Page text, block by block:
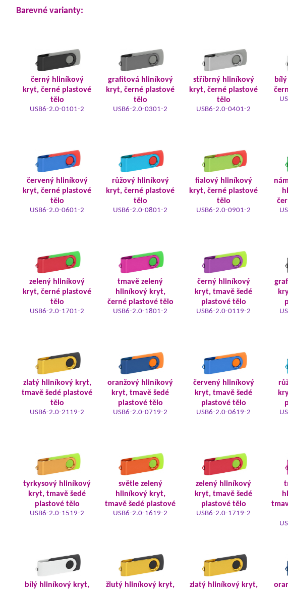
Barevné varianty:
černý hliníkový
kryt, černé plastové
tělo
USB6-2.0-0101-2
grafitová hliníkový
kryt, černé plastové
tělo
USB6-2.0-0301-2
stříbrný hliníkový
kryt, černé plastové
tělo
USB6-2.0-0401-2
červený hliníkový
kryt, černé plastové
tělo
USB6-2.0-0601-2
růžový hliníkový
kryt, černé plastové
tělo
USB6-2.0-0801-2
fialový hliníkový
kryt, černé plastové
tělo
USB6-2.0-0901-2
zelený hliníkový
kryt, černé plastové
tělo
USB6-2.0-1701-2
tmavě zelený
hliníkový kryt,
černé plastové tělo
USB6-2.0-1801-2
černý hliníkový
kryt, tmavě šedé
plastové tělo
USB6-2.0-0119-2
zlatý hliníkový kryt,
tmavě šedé plastové
tělo
USB6-2.0-2119-2
oranžový hliníkový
kryt, tmavě šedé
plastové tělo
USB6-2.0-0719-2
červený hliníkový
kryt, tmavě šedé
plastové tělo
USB6-2.0-0619-2
tyrkysový hliníkový
kryt, tmavě šedé
plastové tělo
USB6-2.0-1519-2
světle zelený
hliníkový kryt,
tmavě šedé plastové
USB6-2.0-1619-2
zelený hliníkový
kryt, tmavě šedé
plastové tělo
USB6-2.0-1719-2
bílý hliníkový kryt,
žlutý hliníkový kryt,
zlatý hliníkový kryt,